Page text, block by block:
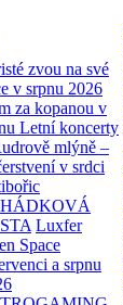
zvou na své
v srpnu 2026
za kopanou v
Letní koncerty
mlýně –
v srdci
Luxfer
Space
a srpnu